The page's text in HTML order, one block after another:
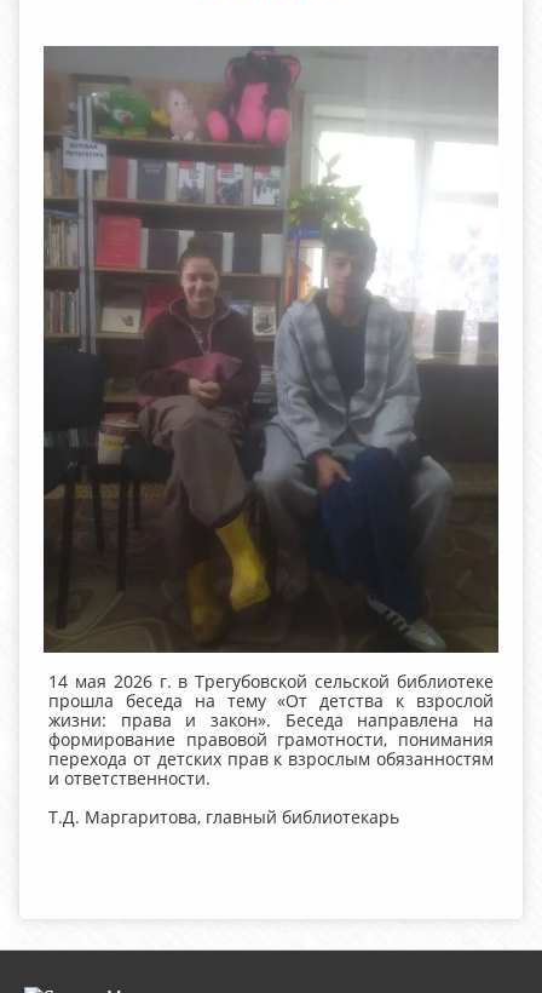
14 мая 2026 г. в Трегубовской сельской библиотеке
прошла беседа на тему «От детства к взрослой
жизни: права и закон». Беседа направлена на
формирование правовой грамотности, понимания
перехода от детских прав к взрослым обязанностям
и ответственности.
Т.Д. Маргаритова, главный библиотекарь